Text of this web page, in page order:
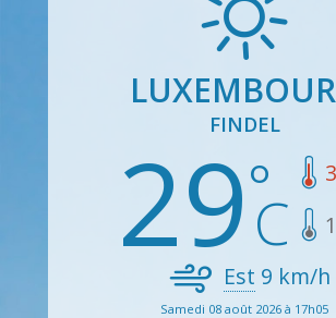
FINDEL
29Est 9 km/h
Samedi 08 août 2026 à 17h05